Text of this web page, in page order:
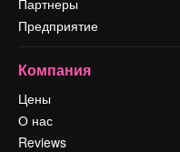
Предприятие
Компания
Цены
О нас
Reviews